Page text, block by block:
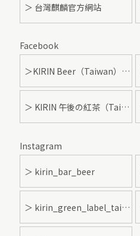
＞ 台灣麒麟官方網站
Facebook
＞KIRIN Beer（Taiwan）- 麒麟啤酒
＞ KIRIN 午後の紅茶（Taiwan）
Instagram
＞ kirin_bar_beer
＞ kirin_green_label_taiwan